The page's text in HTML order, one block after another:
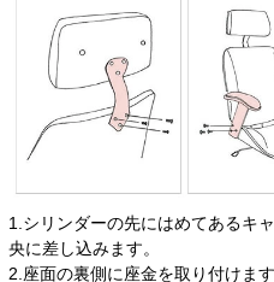
1.シリンダーの先にはめてあるキ
央に差し込みます。
2.座面の裏側に座金を取り付けます